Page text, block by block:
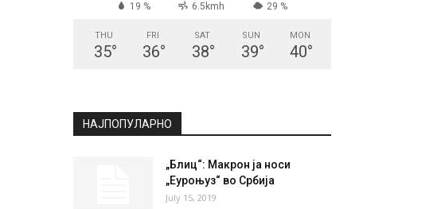
19 % 6.5kmh 29 %
THU
35°
FRI
36°
SAT
38°
SUN
39°
MON
40°
НАЈПОПУЛАРНО
„Блиц“: Макрон ја носи
„Еуроњуз“ во Србија
July 15, 2019